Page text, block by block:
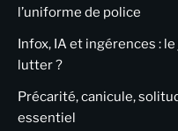
l’uniforme de police
Infox, IA et ingérences :
lutter ?
Précarité, canicule,
essentiel